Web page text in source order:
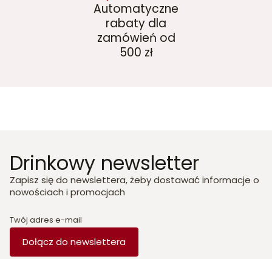
Automatyczne
rabaty dla
zamówień od
500 zł
Drinkowy newsletter
Zapisz się do newslettera, żeby dostawać informacje o
nowościach i promocjach
Twój adres e-mail
Dołącz do newslettera